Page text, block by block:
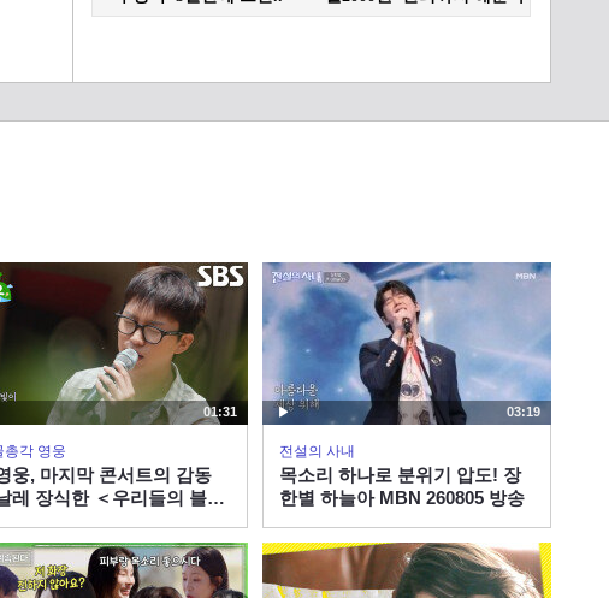
마카세 꼬마 셰프 등장!, 시
연의 수입을 관리하는 할아
00:57
태자 김용빈이 향한 뜻밖의
장소?! | KBS 방송
[선공개] 국민 배우 남궁민
VS 예능 대세 김원훈, 요리
하다 불 붙은 섹시 대결! 요
섹남 대회(?)의 승자는? |
KBS 방송
[329회 예고] 짜증 MAX 사
춘기 소녀 사랑이와 왁자지
껄 이정현네의 대환장 생일
[선공개] 엄마 키만큼 자란
추블리 사랑이의 사춘기!
01:31
총각 영웅
웅, 마지막 콘서트의 감동
레 장식한 ＜우리들의 블루
03:19
전설의 사내
목소리 하나로 분위기 압도! 장
한별 하늘아 MBN 260805 방송